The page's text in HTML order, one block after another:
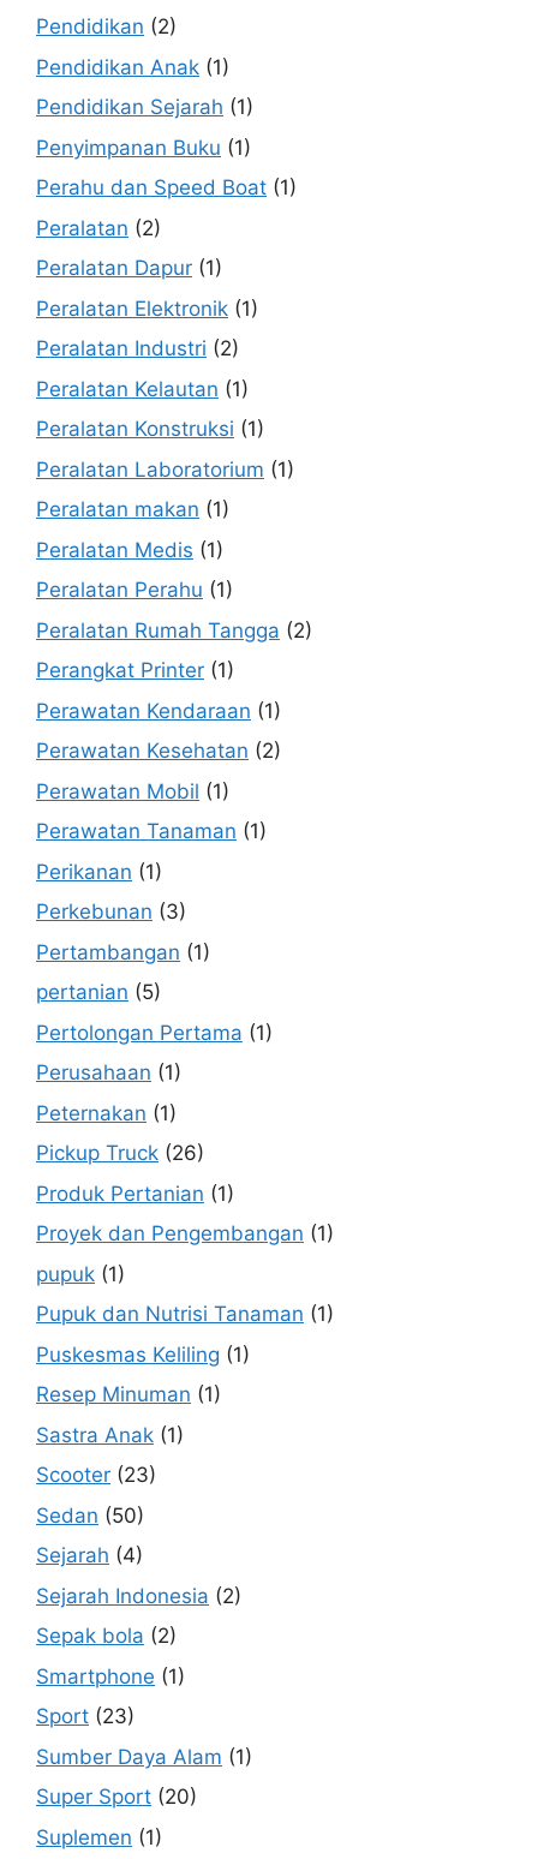
Pendidikan (2)
Pendidikan Anak (1)
Pendidikan Sejarah (1)
Penyimpanan Buku (1)
Perahu dan Speed Boat (1)
Peralatan (2)
Peralatan Dapur (1)
Peralatan Elektronik (1)
Peralatan Industri (2)
Peralatan Kelautan (1)
Peralatan Konstruksi (1)
Peralatan Laboratorium (1)
Peralatan makan (1)
Peralatan Medis (1)
Peralatan Perahu (1)
Peralatan Rumah Tangga (2)
Perangkat Printer (1)
Perawatan Kendaraan (1)
Perawatan Kesehatan (2)
Perawatan Mobil (1)
Perawatan Tanaman (1)
Perikanan (1)
Perkebunan (3)
Pertambangan (1)
pertanian (5)
Pertolongan Pertama (1)
Perusahaan (1)
Peternakan (1)
Pickup Truck (26)
Produk Pertanian (1)
Proyek dan Pengembangan (1)
pupuk (1)
Pupuk dan Nutrisi Tanaman (1)
Puskesmas Keliling (1)
Resep Minuman (1)
Sastra Anak (1)
Scooter (23)
Sedan (50)
Sejarah (4)
Sejarah Indonesia (2)
Sepak bola (2)
Smartphone (1)
Sport (23)
Sumber Daya Alam (1)
Super Sport (20)
Suplemen (1)